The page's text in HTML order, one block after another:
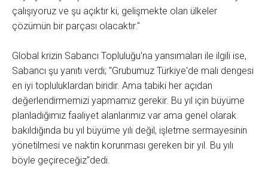
çalışıyoruz ve şu açıktır ki, gelişmekte olan ülkeler
çözümün bir parçası olacaktır."
Global krizin Sabancı Topluluğu'na yansımaları ile ilgili ise,
Sabancı şu yanıtı verdi; "Grubumuz Türkiye'de mali dengesi
en iyi topluluklardan biridir. Ama tabiki her açıdan
değerlendirmemizi yapmamız gerekir. Bu yıl için büyüme
planladığımız faaliyet alanlarımız var ama genel olarak
bakıldığında bu yıl büyüme yılı değil, işletme sermayesinin
yönetilmesi ve naktin korunması gereken bir yıl. Bu yılı
böyle geçireceğiz"dedi.